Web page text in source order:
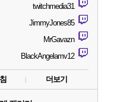
twitchmedia31
JimmyJones85
MrGavazn
BlackAngelamv12
더보기